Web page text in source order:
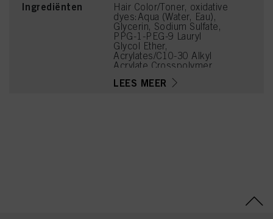
Ingrediënten
Hair Color/Toner, oxidative
dyes:Aqua (Water, Eau),
Glycerin, Sodium Sulfate,
PPG-1-PEG-9 Lauryl
Glycol Ether,
Acrylates/C10-30 Alkyl
Acrylate Crosspolymer,
Phenoxyethanol,
LEES MEER